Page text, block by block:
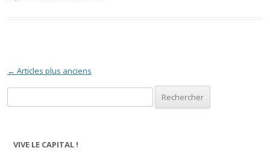
Navigation des articles
← Articles plus anciens
VIVE LE CAPITAL !